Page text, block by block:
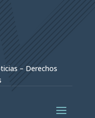
– Derechos